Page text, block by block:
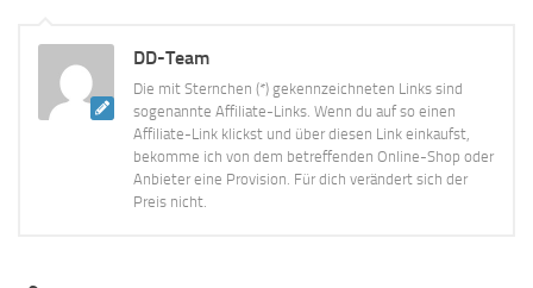
DD-Team
Die mit Sternchen (*) gekennzeichneten Links sind
sogenannte Affiliate-Links. Wenn du auf so einen
Affiliate-Link klickst und über diesen Link einkaufst,
bekomme ich von dem betreffenden Online-Shop oder
Anbieter eine Provision. Für dich verändert sich der
Preis nicht.